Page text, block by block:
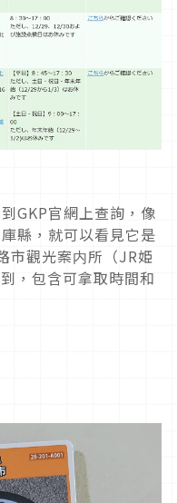
GKP官網上查詢，像
縣，就可以看見它是
市觀光案内所（JR姫
，包含可拿取時間和